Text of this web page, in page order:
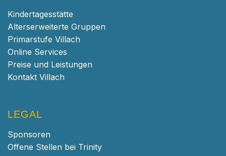
Kindertagesstätte
Alterserweiterte Gruppen
Primarstufe Villach
Online Services
Preise und Leistungen
Kontakt Villach
LEGAL
Sponsoren
Offene Stellen bei Trinity